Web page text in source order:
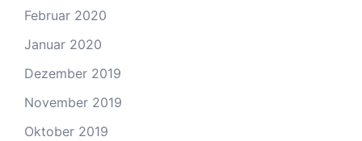
Februar 2020
Januar 2020
Dezember 2019
November 2019
Oktober 2019